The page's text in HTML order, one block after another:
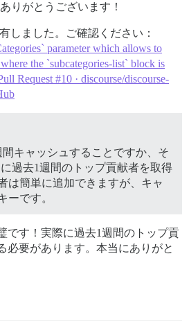
ありがとうございます！
しました。ご確認ください：
parameter which allows to
the `subcategories-list` block is
Request #10 · discourse/discourse-
キャッシュすることですか、そ
過去1週間のトップ貢献者を取得
は簡単に追加できますが、キャ
ーです。
です！実際に過去1週間のトップ貢
必要があります。本当にありがと